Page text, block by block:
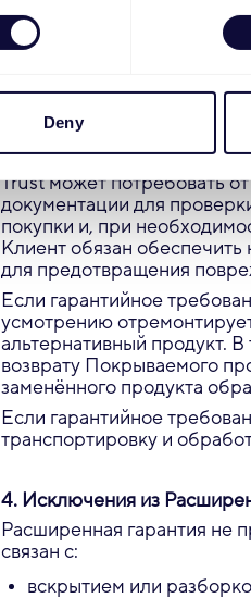
Deny
Все прочие страны за
Королевства или
3.3 Подача гарантийного
Для подачи требования в
обратиться в службу
Trust может потребовать
документации для
покупки и, при
Клиент обязан
для предотвращения
Если гарантийное
усмотрению
альтернативный продукт.
возврату Покрываемого
заменённого продукта
Если гарантийное
транспортировку и
4. Исключения из
Расширенная гарантия не
связан с:
вскрытием или